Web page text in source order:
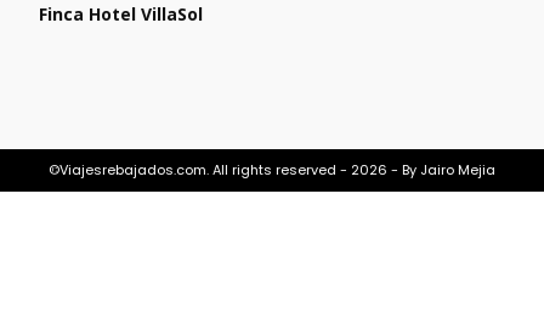
Finca Hotel VillaSol
©Viajesrebajados.com. All rights reserved - 2026 - By Jairo Mejia